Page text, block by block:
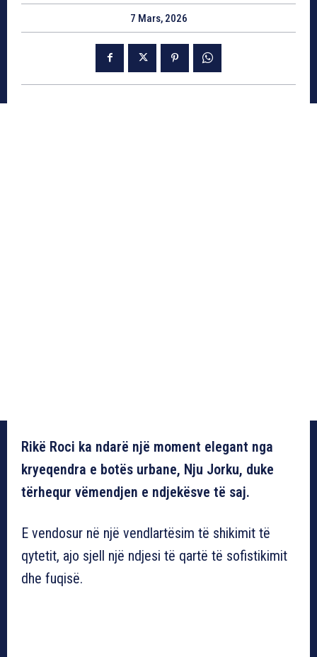
7 Mars, 2026
Rikë Roci ka ndarë një moment elegant nga
kryeqendra e botës urbane, Nju Jorku, duke
tërhequr vëmendjen e ndjekësve të saj.
E vendosur në një vendlartësim të shikimit të
qytetit, ajo sjell një ndjesi të qartë të sofistikimit
dhe fuqisë.